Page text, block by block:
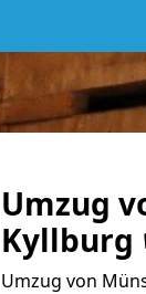
Umzug
Kyllburg
Umzug von